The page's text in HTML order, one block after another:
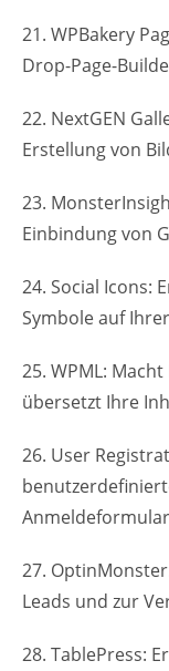
21. WPBakery
Drop-Page-
22. NextGEN
Erstellung von
23.
Einbindung von
24. Social Icons:
Symbole auf
25. WPML:
übersetzt Ihre
26. User
27.
Leads und zur
28. TablePress: